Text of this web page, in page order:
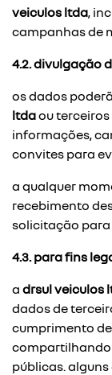
veiculos ltda,
campanhas de
4.2. divulgação
os dados
ltdaou
informações,
convites para
a qualquer
recebimento
solicitação para
4.3. para fins
a drsul veiculos
dados de
cumprimento
compartilhando
públicas.